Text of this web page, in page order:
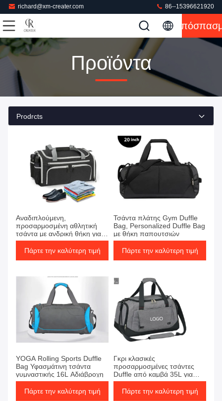
richard@xm-creater.com 86--15396621920
Προϊόντα
Prodrcts
Αναδιπλούμενη,
προσαρμοσμένη αθλητική
τσάντα με ανδρική θήκη για
παπούτσια
Πάρτε την καλύτερη τιμή
Τσάντα πλάτης Gym Duffle
Bag, Personalized Duffle Bag
με θήκη παπουτσιών
Πάρτε την καλύτερη τιμή
YOGA Rolling Sports Duffle
Bag Υφασμάτινη τσάντα
γυμναστικής 16L Αδιάβροχη
Πάρτε την καλύτερη τιμή
Γκρι κλασικές
προσαρμοσμένες τσάντες
Duffle από καμβά 35L για
ταξίδια/αθλήματα
Πάρτε την καλύτερη τιμή